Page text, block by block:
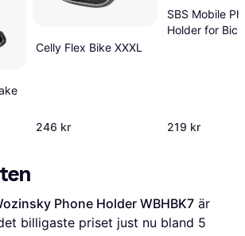
Celly Flex Bike XXXL
246 kr
SBS Mobile
Holder for
219 kr
Phone Holder WBHBK7
billigaste priset just nu bland 5